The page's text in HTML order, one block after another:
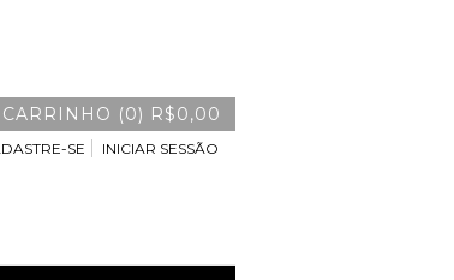
CARRINHO (0) R$0,00
SE INICIAR SESSÃO